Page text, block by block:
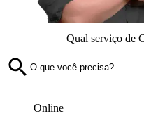
Qual serviço de
Online